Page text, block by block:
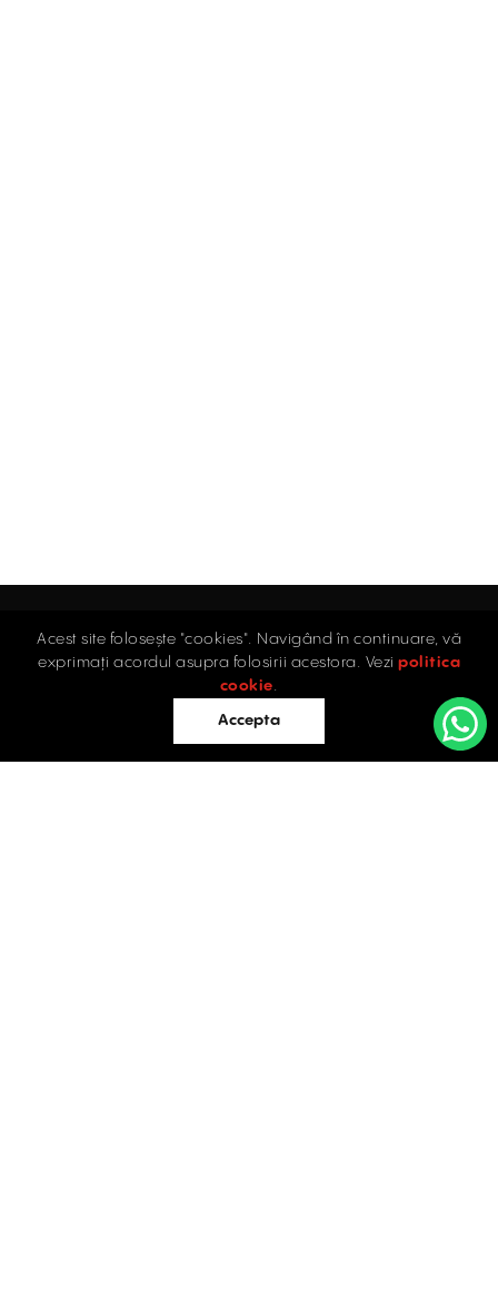
Evaluări
Acest site folosește "cookies". Navigând în continuare, vă
exprimați acordul asupra folosirii acestora. Vezi politica
cookie.
Accepta